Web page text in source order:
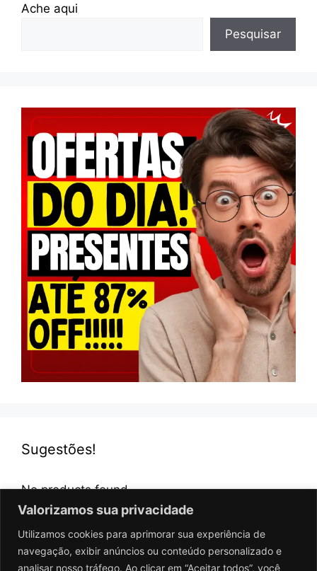
Valorizamos sua privacidade
Utilizamos cookies para aprimorar sua experiência de
navegação, exibir anúncios ou conteúdo personalizado e
analisar nosso tráfego. Ao clicar em “Aceitar todos”, você
Ache aqui
Pesquisar
Sugestões!
No products found.